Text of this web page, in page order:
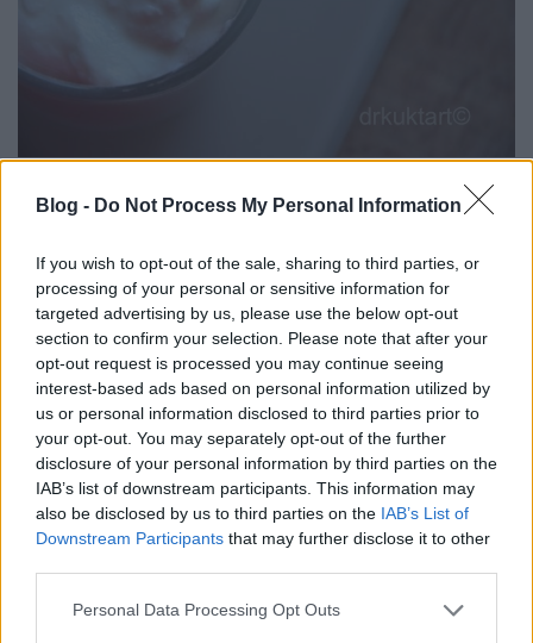
Blog - Do Not Process My Personal Information
If you wish to opt-out of the sale, sharing to third parties, or
processing of your personal or sensitive information for
targeted advertising by us, please use the below opt-out
section to confirm your selection. Please note that after your
opt-out request is processed you may continue seeing
interest-based ads based on personal information utilized by
us or personal information disclosed to third parties prior to
your opt-out. You may separately opt-out of the further
disclosure of your personal information by third parties on the
IAB’s list of downstream participants. This information may
also be disclosed by us to third parties on the IAB’s List of
Downstream Participants that may further disclose it to other
Please note that this website/app uses one or more Google
Personal Data Processing Opt Outs